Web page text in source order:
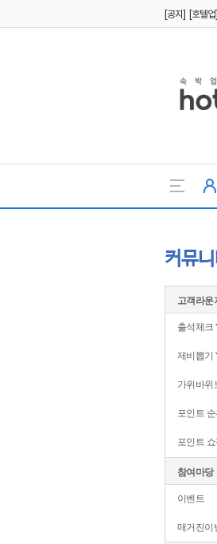
커뮤니
고객라운
출석체크
제비뽑기
가위바위
포인트 순
포인트
참여마당
이벤트
매거진이